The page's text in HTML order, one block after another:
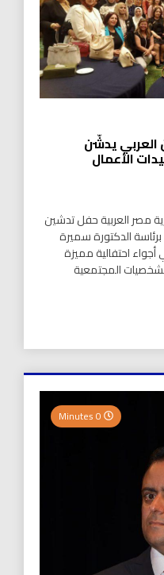
العربي يدشّن
الأعمال
مصر العربية حفل تدشين
برئاسة الدكتورة سميرة
احتفالية مميزة
المجتمعية